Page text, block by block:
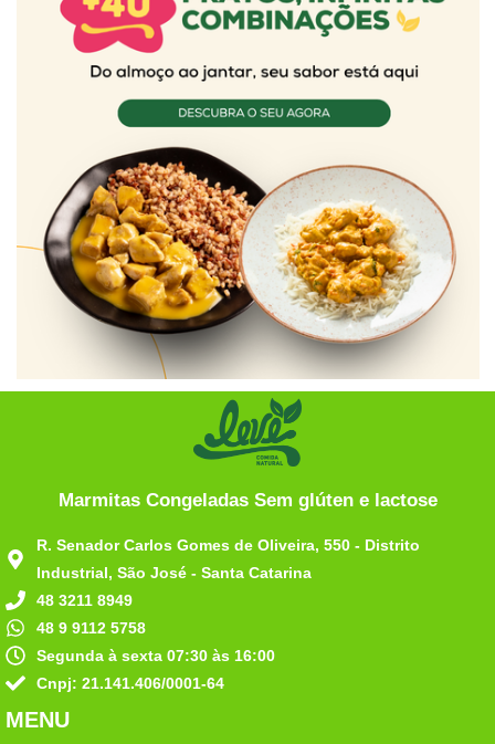
Marmitas Congeladas Sem glúten e lactose
R. Senador Carlos Gomes de Oliveira, 550 - Distrito
Industrial, São José - Santa Catarina
48 3211 8949
48 9 9112 5758
Segunda à sexta 07:30 às 16:00
Cnpj: 21.141.406/0001-64
MENU